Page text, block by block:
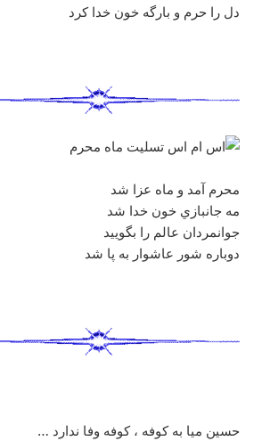
دل را حرم و بارگه خون خدا كرد
محرم آمد و ماه عزا شد
مه جانبازي خون خدا شد
جوانمردان عالم را بگوييد
دوباره شور عاشوار به پا شد
حسين ميا به کوفه ، کوفه وفا ندارد …